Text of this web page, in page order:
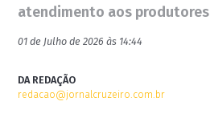
atendimento aos produtores
01 de Julho de 2026 às 14:44
DA REDAÇÃO
redacao@jornalcruzeiro.com.br